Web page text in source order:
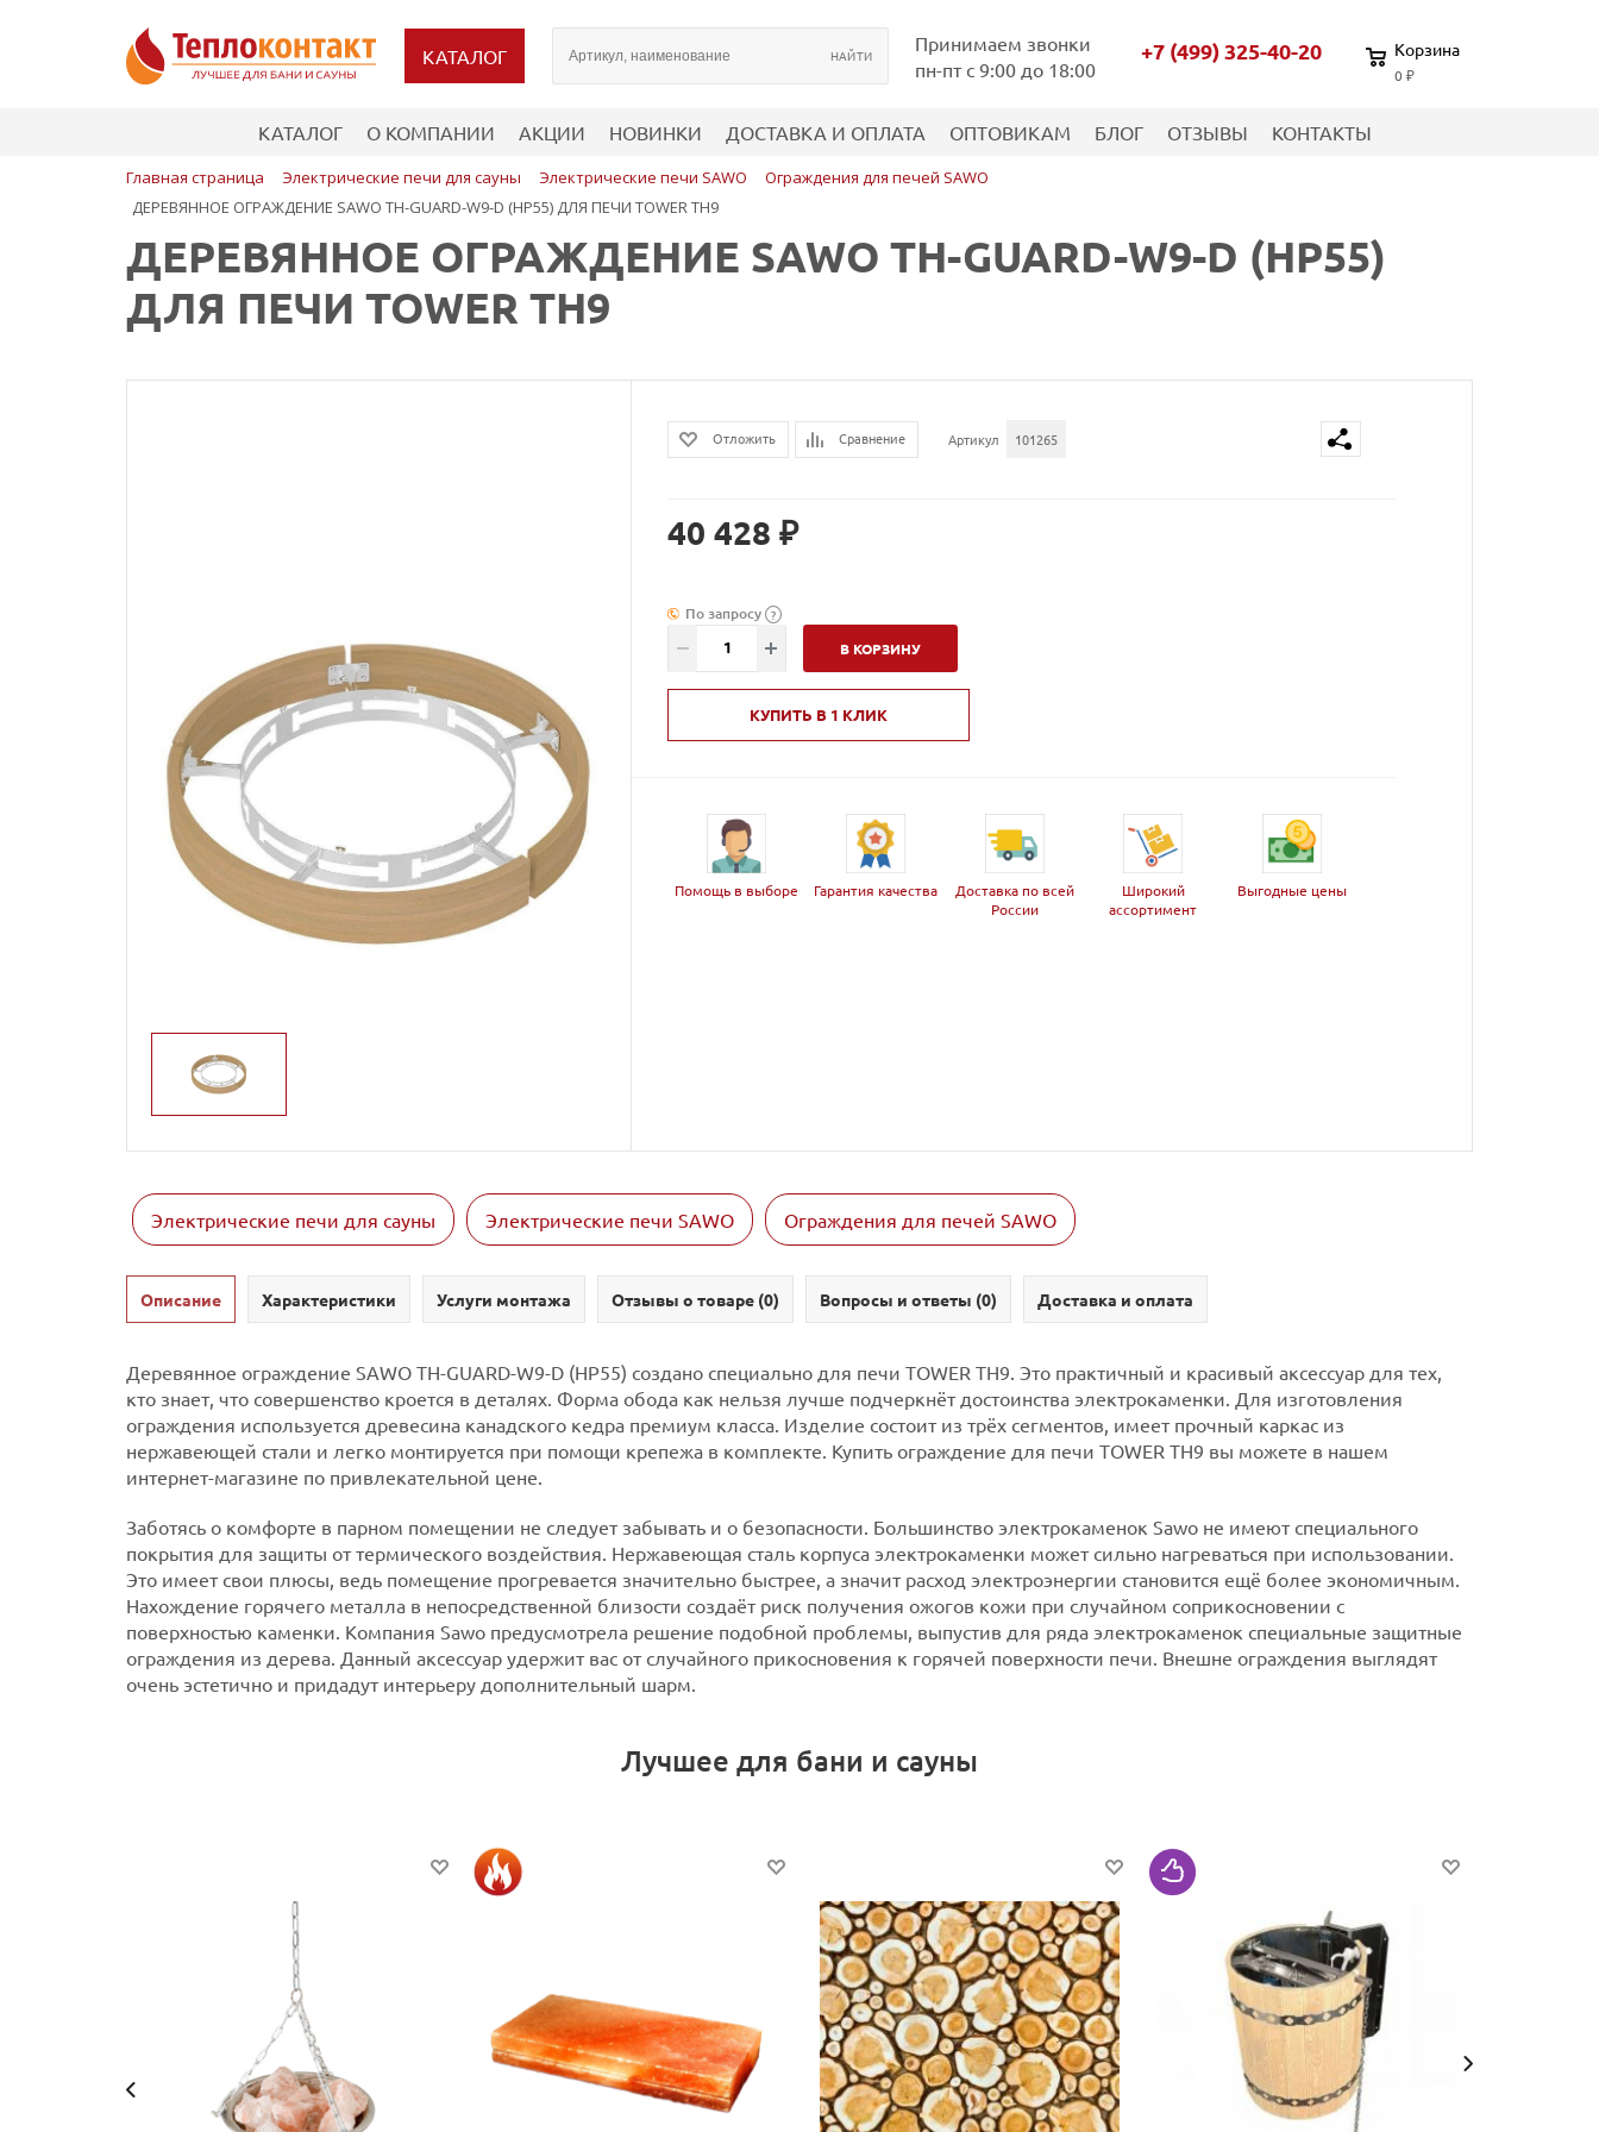
КАТАЛОГ
Принимаем звонки
пн-пт с 9:00 до 18:00
+7 (499) 325-40-20 Корзина
0 ₽
КАТАЛОГ О КОМПАНИИ АКЦИИ НОВИНКИ ДОСТАВКА И ОПЛАТА ОПТОВИКАМ БЛОГ ОТЗЫВЫ КОНТАКТЫ
Главная страница Электрические печи для сауны Электрические печи SAWO
Ограждения для печей SAWO
ДЕРЕВЯННОЕ ОГРАЖДЕНИЕ SAWO TH-GUARD-W9-D (HP55) ДЛЯ ПЕЧИ TOWER TH9
ДЕРЕВЯННОЕ ОГРАЖДЕНИЕ SAWO TH-GUARD-W9-D (HP55)
ДЛЯ ПЕЧИ TOWER TH9
Отложить Сравнение Артикул 101265
40 428 ₽
По запросу ?
В КОРЗИНУ
КУПИТЬ В 1 КЛИК
Помощь в выборе Гарантия качества
Доставка по всей
России
Широкий
ассортимент
Выгодные цены
Электрические печи для сауны Электрические печи SAWO Ограждения для печей SAWO
Описание Характеристики Услуги монтажа Отзывы о товаре (0) Вопросы и ответы (0) Доставка и оплата
Деревянное ограждение SAWO TH-GUARD-W9-D (HP55) создано специально для печи TOWER TH9. Это практичный и красивый аксессуар для тех,
кто знает, что совершенство кроется в деталях. Форма обода как нельзя лучше подчеркнёт достоинства электрокаменки. Для изготовления
ограждения используется древесина канадского кедра премиум класса. Изделие состоит из трёх сегментов, имеет прочный каркас из
нержавеющей стали и легко монтируется при помощи крепежа в комплекте. Купить ограждение для печи TOWER TH9 вы можете в нашем
интернет-магазине по привлекательной цене.
Заботясь о комфорте в парном помещении не следует забывать и о безопасности. Большинство электрокаменок Sawo не имеют специального
покрытия для защиты от термического воздействия. Нержавеющая сталь корпуса электрокаменки может сильно нагреваться при использовании.
Это имеет свои плюсы, ведь помещение прогревается значительно быстрее, а значит расход электроэнергии становится ещё более экономичным.
Нахождение горячего металла в непосредственной близости создаёт риск получения ожогов кожи при случайном соприкосновении с
поверхностью каменки. Компания Sawo предусмотрела решение подобной проблемы, выпустив для ряда электрокаменок специальные защитные
ограждения из дерева. Данный аксессуар удержит вас от случайного прикосновения к горячей поверхности печи. Внешне ограждения выглядят
очень эстетично и придадут интерьеру дополнительный шарм.
Лучшее для бани и сауны